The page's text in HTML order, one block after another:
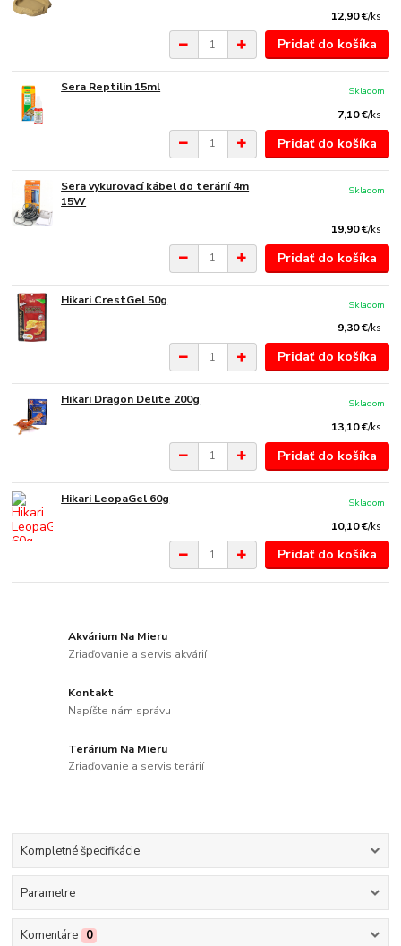
12,90 €/ks
Pridať do košíka
Sera Reptilin 15ml
7,10 €/ks
Skladom
Pridať do košíka
Sera vykurovací kábel do terárií 4m
15W
19,90 €/ks
Skladom
Pridať do košíka
Hikari CrestGel 50g
9,30 €/ks
Skladom
Pridať do košíka
Hikari Dragon Delite 200g
13,10 €/ks
Skladom
Pridať do košíka
Hikari LeopaGel 60g
10,10 €/ks
Skladom
Pridať do košíka
Akvárium Na Mieru
Zriaďovanie a servis akvárií
Kontakt
Napíšte nám správu
Terárium Na Mieru
Zriaďovanie a servis terárií
Kompletné špecifikácie
Parametre
Komentáre 0